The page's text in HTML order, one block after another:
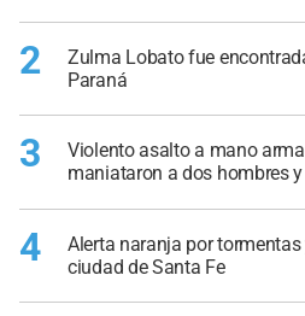
2
Zulma Lobato fue
Paraná
3
Violento asalto a mano
maniataron a dos hombres
4
Alerta naranja por
ciudad de Santa Fe